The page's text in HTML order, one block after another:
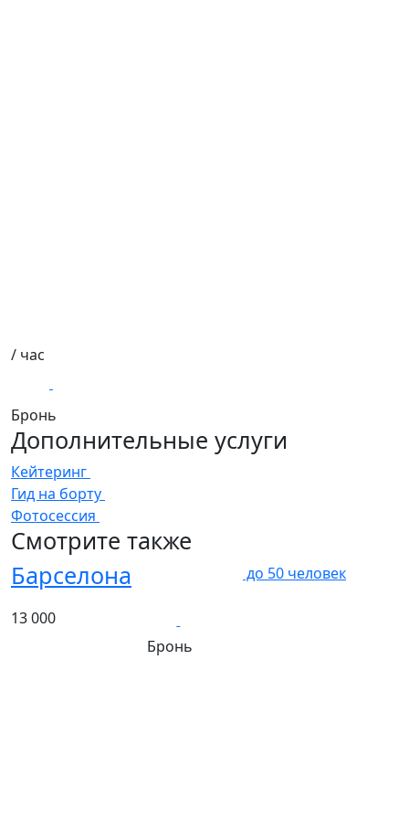
/ час
Бронь
Дополнительные услуги
Кейтеринг
Гид на борту
Фотосессия
Смотрите также
Барселона
до 50человек
13 000
Бронь